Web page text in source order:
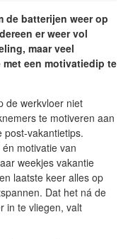
de batterijen weer op
er weer vol
maar veel
een motivatiedip te
de werkvloer niet
te motiveren aan
vakantietips.
motivatie van
weekjes vakantie
laatste keer alles op
Dat het ná de
in te vliegen, valt